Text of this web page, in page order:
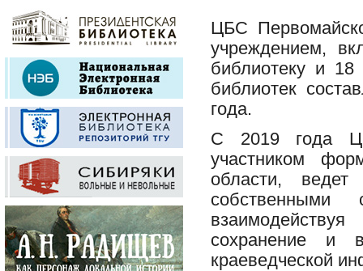
ЦБС
учреждением,
библиотеку и
библиотек
года.
С 2019 года
участником
области,
собственными
сохранение и
краеведческой